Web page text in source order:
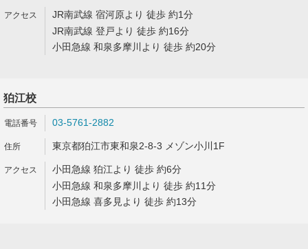
JR南武線 宿河原より 徒歩 約1分
JR南武線 登戸より 徒歩 約16分
小田急線 和泉多摩川より 徒歩 約20分
狛江校
03-5761-2882
東京都狛江市東和泉2-8-3 メゾン小川1F
小田急線 狛江より 徒歩 約6分
小田急線 和泉多摩川より 徒歩 約11分
小田急線 喜多見より 徒歩 約13分